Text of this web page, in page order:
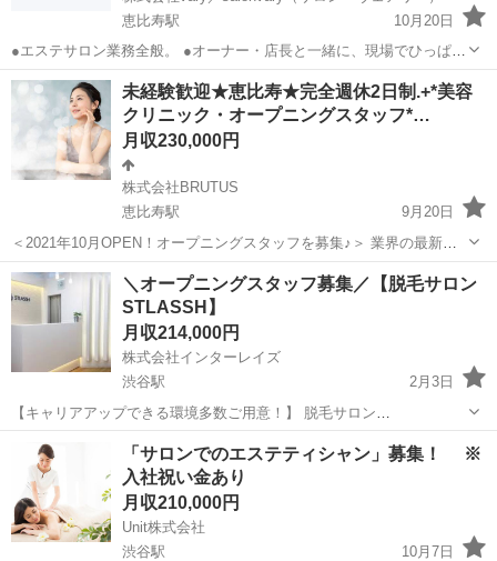
恵比寿駅
10月20日
●エステサロン業務全般。 ●オーナー・店長と一緒に、現場でひっぱっ
ていただきく人材を募集します。 ●未経験者の新人さんもいるので、
新人さんの教育も担っていただきます。 ●水玉リフティングやハーブ
ピーリングなど、フェイシ...
東京 渋谷区 恵比寿駅 エステティシャン SNS
未経験歓迎★恵比寿★完全週休2日制.+*美容
クリニック・オープニングスタッフ*…
月収230,000円
株式会社BRUTUS
恵比寿駅
9月20日
＜2021年10月OPEN！オープニングスタッフを募集♪＞ 業界の最新技
術を導入！新しいカタチのクリニックです ＜フレキシブルな勤務時間
／残業ほぼなし＞ 誰もが気軽に来れる素敵な美容クリニックを一緒に
創りませんか？ ...
東京 渋谷区 恵比寿駅 エステティシャン SNS
＼オープニングスタッフ募集／【脱毛サロン
STLASSH】
月収214,000円
株式会社インターレイズ
渋谷駅
2月3日
【キャリアアップできる環境多数ご用意！】 脱毛サロン
「STLASSH(ストラッシュ)」で受付・カウンセリング・お手入れなど
の、 サロン業務全般をお任せします☆ 【お任せするお仕事】 ■受付 ■
カウンセリ...
東京 渋谷駅 業務
「サロンでのエステティシャン」募集！ ※
入社祝い金あり
月収210,000円
Unit株式会社
渋谷駅
10月7日